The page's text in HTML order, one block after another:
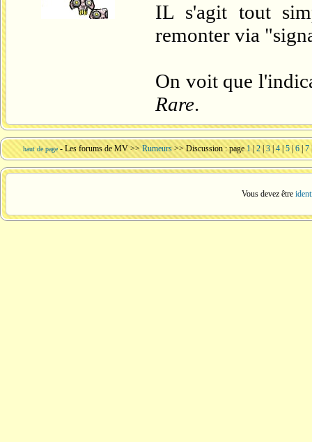
IL s'agit tout
remonter via
On voit que
Rare.
haut de page -Les forums de MV>>Rumeurs >> Discussion : page1|2|3 |4 |5|6 |7
Vous devez être